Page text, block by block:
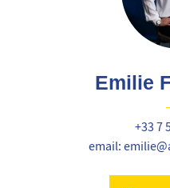
Emilie
+33 7
email: